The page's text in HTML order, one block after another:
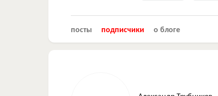
посты подписчики о блоге